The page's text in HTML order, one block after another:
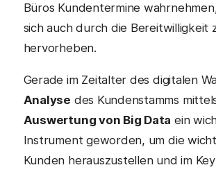
Büros Kundentermine
sich auch durch die Bereitwilligkeit
hervorheben.
Gerade im Zeitalter des digitalen
Analyse des Kundenstamms
Auswertung von Big Data ein
Instrument geworden, um die
Kunden herauszustellen und im